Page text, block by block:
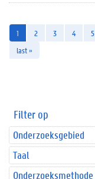
1 2 3 4 5
last »
Filter op
Onderzoeksgebied
Taal
Onderzoeksmethode